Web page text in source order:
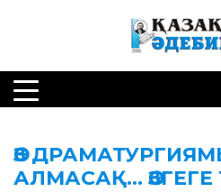
ӨЗ
АЛМАСАҚ… ӨЗГЕГЕ